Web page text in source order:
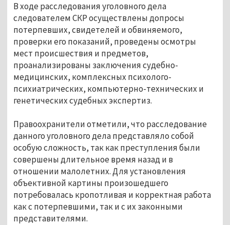
В ходе расследования уголовного дела
следователем СКР осуществлены допросы
потерпевших, свидетелей и обвиняемого,
проверки его показаний, проведены осмотры
мест происшествия и предметов,
проанализированы заключения судебно-
медицинских, комплексных психолого-
психиатрических, компьютерно-технических и
генетических судебных экспертиз.
Правоохранители отметили, что расследование
данного уголовного дела представляло собой
особую сложность, так как преступления были
совершены длительное время назад и в
отношении малолетних. Для установления
объективной картины произошедшего
потребовалась кропотливая и корректная работа
как с потерпевшими, так и с их законными
представителями.